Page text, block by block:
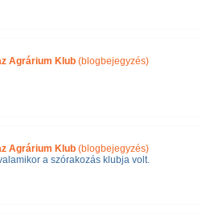
Agrárium Klub (blogbejegyzés)
Agrárium Klub (blogbejegyzés)
a szórakozás klubja volt.